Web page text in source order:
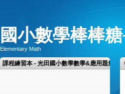
國小數學棒棒
Elementary Math
課程練習本 - 光田國小數學數學&應用題集